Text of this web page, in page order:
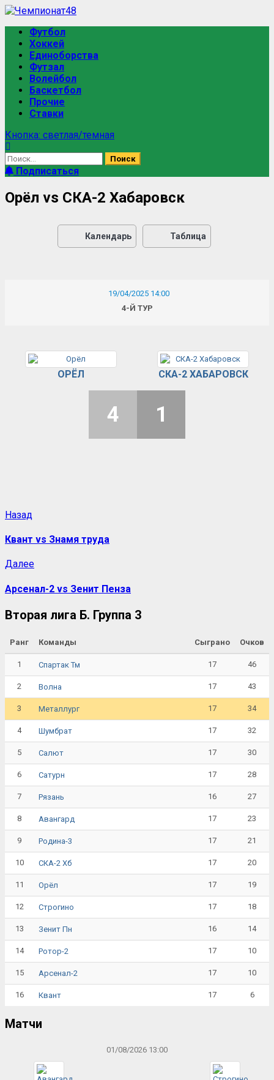
Футбол
Хоккей
Единоборства
Футзал
Волейбол
Баскетбол
Прочие
Ставки
Кнопка: светлая/темная
Подписаться
Орёл vs СКА-2 Хабаровск
Календарь Таблица
19/04/2025 14:00
4-Й ТУР
ОРЁЛ СКА-2 ХАБАРОВСК
4 1
Назад
Квант vs Знамя труда
Далее
Арсенал-2 vs Зенит Пенза
Вторая лига Б. Группа 3
Ранг Команды Сыграно Очков
1 Спартак Тм 17 46
2 Волна 17 43
3 Металлург 17 34
4 Шумбрат 17 32
5 Салют 17 30
6 Сатурн 17 28
7 Рязань 16 27
8 Авангард 17 23
9 Родина-3 17 21
10 СКА-2 Хб 17 20
11 Орёл 17 19
12 Строгино 17 18
13 Зенит Пн 16 14
14 Ротор-2 17 10
15 Арсенал-2 17 10
16 Квант 17 6
Матчи
01/08/2026 13:00